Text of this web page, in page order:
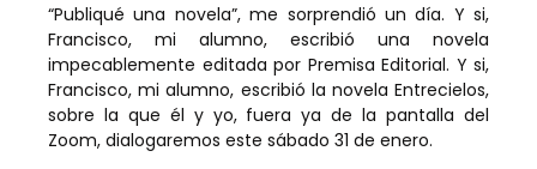
“Publiqué una novela”, me sorprendió un día. Y si,
Francisco, mi alumno, escribió una novela
impecablemente editada por Premisa Editorial. Y si,
Francisco, mi alumno, escribió la novela Entrecielos,
sobre la que él y yo, fuera ya de la pantalla del
Zoom, dialogaremos este sábado 31 de enero.